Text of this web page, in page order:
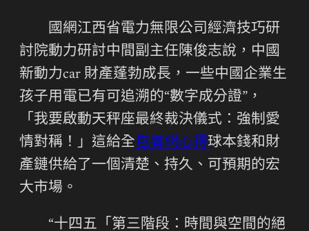
國網江西省電力無限公司經濟技巧研
討院動力研討中間副主任陳俊志說，中國
新動力car 財產蓬勃成長，一些中國企業生
孩子用電已有可追溯的“數字成分證”，
「我要啟動天秤座最終裁決儀式：強制愛
情對稱！」這給全包養網心得球本錢和財
產鏈供給了一個清楚、持久、可預期的宏
大市場。
“十四五「第三階段：時間與空間的絕